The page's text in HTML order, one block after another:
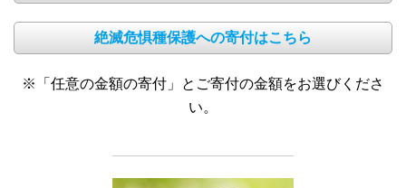
絶滅危惧種保護への寄付はこちら
※「任意の金額の寄付」とご寄付の金額をお選びくださ
い。